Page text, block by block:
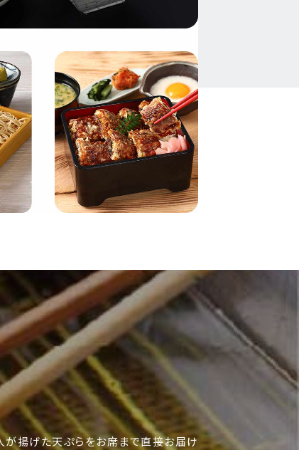
が揚げた天ぷらをお席まで直接お届け